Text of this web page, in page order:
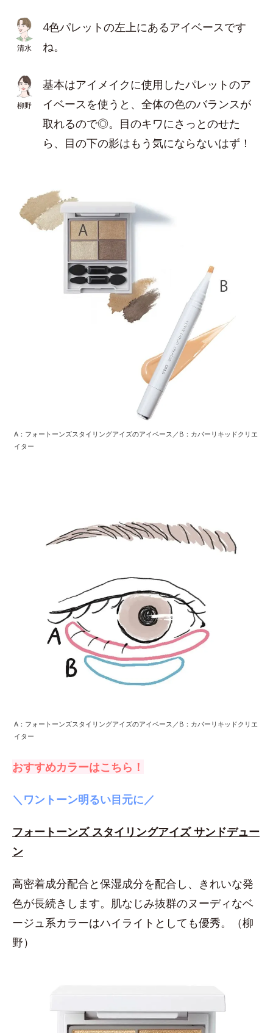
清水
4色パレットの左上にあるアイベースです
ね。
柳野
基本はアイメイクに使用したパレットのア
イベースを使うと、全体の色のバランスが
取れるので◎。目のキワにさっとのせた
ら、目の下の影はもう気にならないはず！
A：フォートーンズスタイリングアイズのアイベース／B：カバーリキッドクリエ
イター
A：フォートーンズスタイリングアイズのアイベース／B：カバーリキッドクリエ
イター
おすすめカラーはこちら！
＼ワントーン明るい目元に／
フォートーンズ スタイリングアイズ サンドデュー
ン
高密着成分配合と保湿成分を配合し、きれいな発
色が長続きします。肌なじみ抜群のヌーディなベ
ージュ系カラーはハイライトとしても優秀。（柳
野）